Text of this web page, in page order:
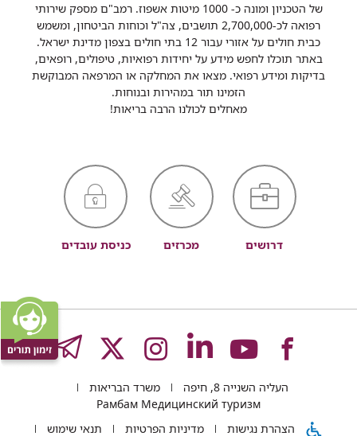
של הטכניון ומונה כ- 1000 מיטות אשפוז. רמב"ם מספק שירותי
רפואה לכ-2,700,000 תושבים, צה"ל וכוחות הביטחון, ומשמש
כבית חולים על אזורי עבור 12 בתי חולים בצפון מדינת ישראל.
באתר תוכלו לחפש מידע על יחידות רפואיות, טיפולים, רופאים,
בדיקות ומידע רפואי. מצאו את המחלקה או המרפאה המבוקשת
הזמינו תור במהירות ובנוחות.
מאחלים לכולנו הרבה בריאות!
דרושים מכרזים כניסת עובדים
לעמוד
של
לעמוד
של
לעמוד
של
לעמוד
של
לעמוד
של
העליה השנייה 8, חיפה
משרד הבריאות
Рамбам Медицинский туризм
הצהרת נגישות
מדיניות הפרטיות תנאי שימוש